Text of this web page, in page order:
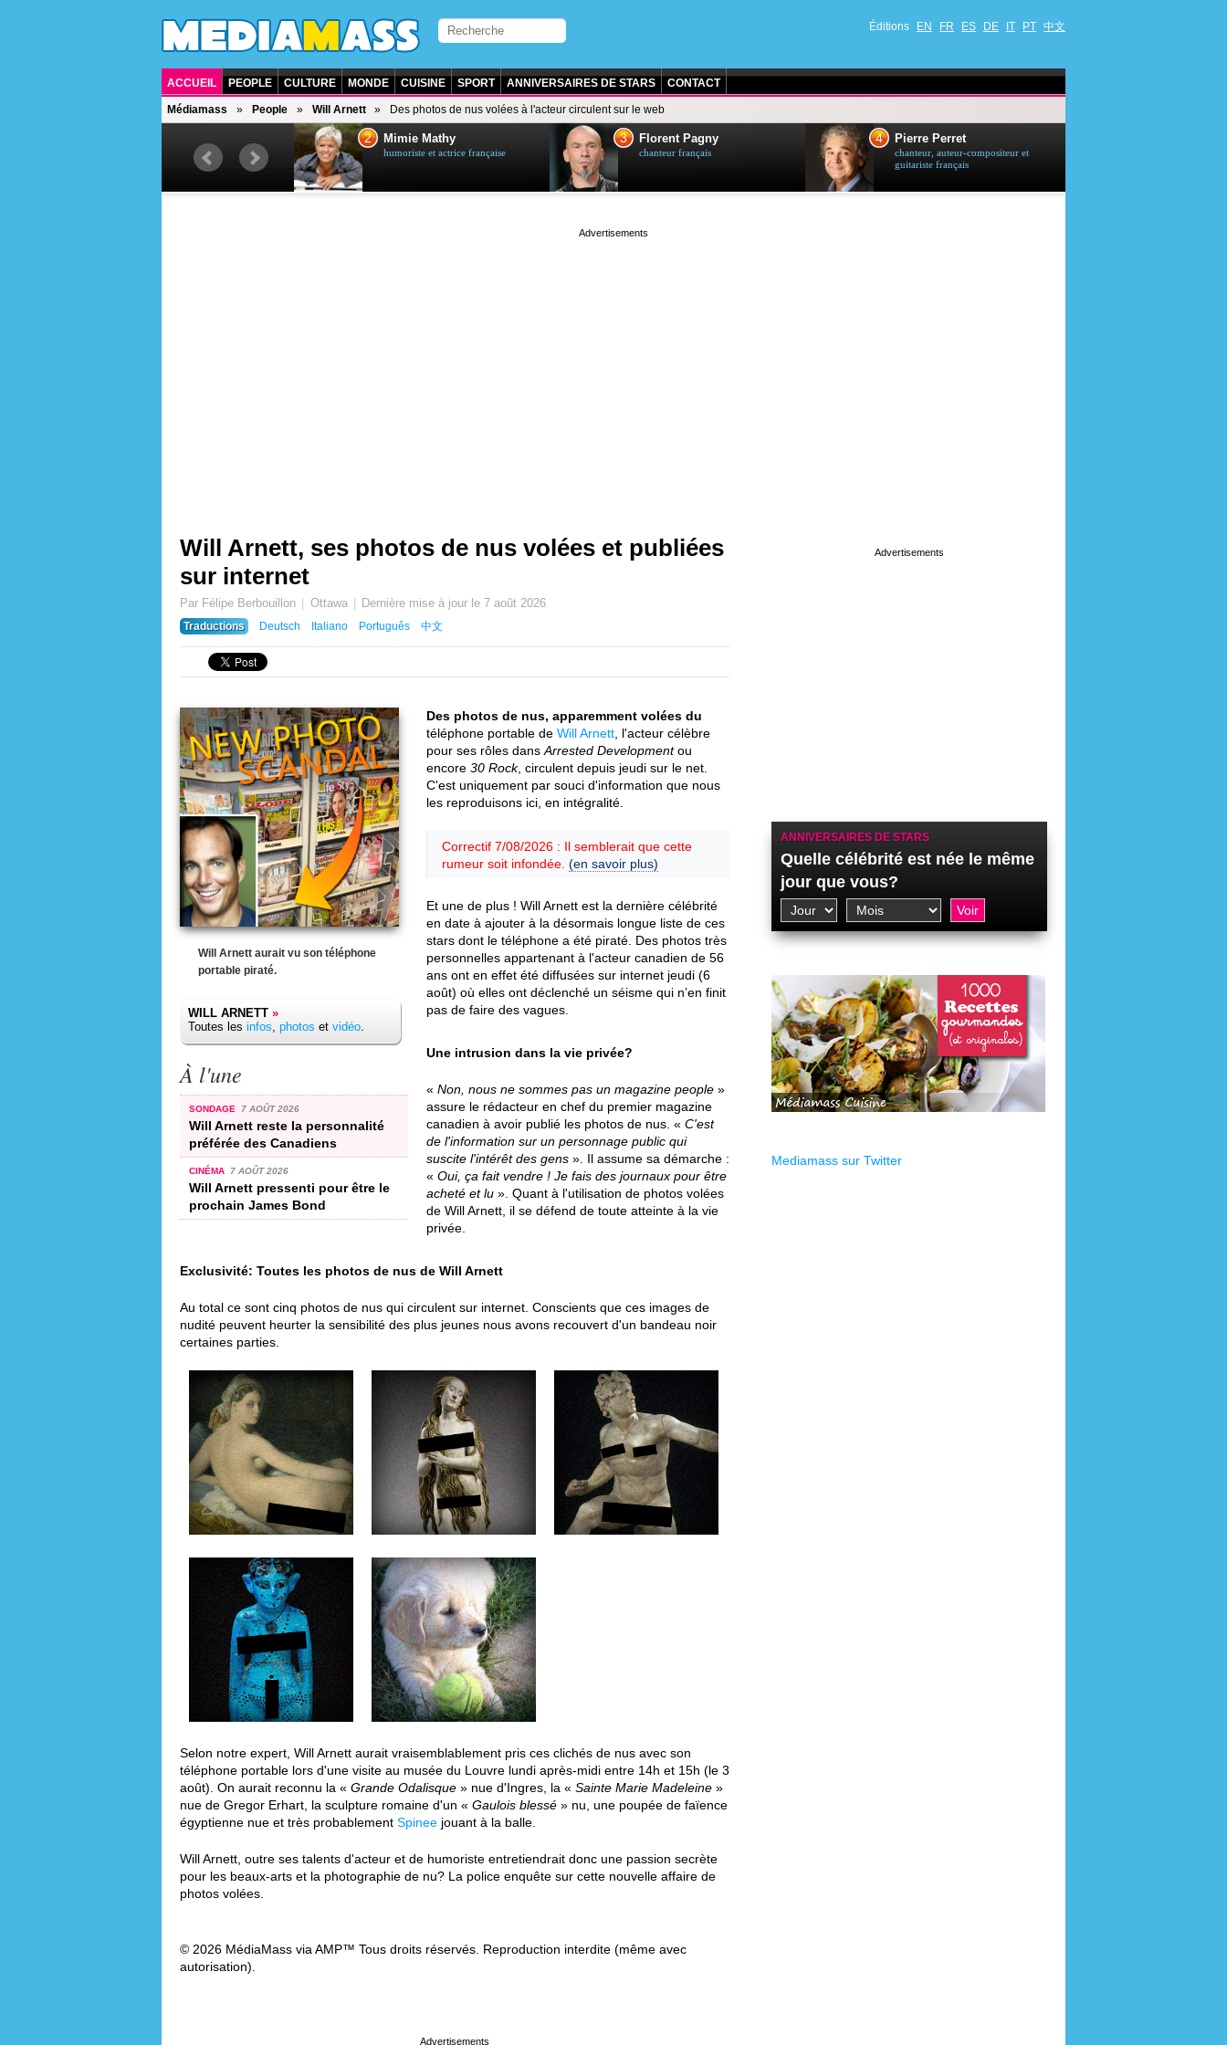
Éditions EN FR ES DE IT PT 中文
ACCUEIL PEOPLE CULTURE MONDE CUISINE SPORT ANNIVERSAIRES DE STARS CONTACT
Médiamass People Will Arnett Des photos de nus volées à l'acteur circulent sur le web
chanteuse québécoise
2 Mimie Mathy
humoriste et actrice française
3 Florent Pagny
chanteur français
4 Pierre Perret
chanteur, auteur-compositeur et
guitariste français
Will Arnett, ses photos de nus volées et publiées
sur internet
Par Félipe Berbouillon Ottawa Dernière mise à jour le 7 août 2026
Traductions
Deutsch Italiano Português 中文
Will Arnett aurait vu son téléphone
portable piraté.
WILL ARNETT »
Toutes les infos, photos et vidéo.
À l'une
SONDAGE 7 AOÛT 2026
Will Arnett reste la personnalité
préférée des Canadiens
CINÉMA 7 AOÛT 2026
Will Arnett pressenti pour être le
prochain James Bond
Des photos de nus, apparemment volées du
téléphone portable de Will Arnett , l'acteur célèbre
pour ses rôles dans Arrested Developmentou
encore 30 Rock, circulent depuis jeudi sur le net.
C'est uniquement par souci d'information que nous
les reproduisons ici, en intégralité.
Correctif 7/08/2026 : Il semblerait que cette
rumeur soit infondée. (en savoir plus)
Et une de plus ! Will Arnett est la dernière célébrité
en date à ajouter à la désormais longue liste de ces
stars dont le téléphone a été piraté. Des photos très
personnelles appartenant à l'acteur canadien de 56
ans ont en effet été diffusées sur internet jeudi (6
août) où elles ont déclenché un séisme qui n’en finit
pas de faire des vagues.
Une intrusion dans la vie privée?
« Non, nous ne sommes pas un magazine people »
assure le rédacteur en chef du premier magazine
canadien à avoir publié les photos de nus. « C'est
de l'information sur un personnage public qui
suscite l'intérêt des gens ». Il assume sa démarche :
« Oui, ça fait vendre ! Je fais des journaux pour être
acheté et lu ». Quant à l'utilisation de photos volées
de Will Arnett, il se défend de toute atteinte à la vie
privée.
Exclusivité: Toutes les photos de nus de Will Arnett
Au total ce sont cinq photos de nus qui circulent sur internet. Conscients que ces images de
nudité peuvent heurter la sensibilité des plus jeunes nous avons recouvert d'un bandeau noir
certaines parties.
Selon notre expert, Will Arnett aurait vraisemblablement pris ces clichés de nus avec son
téléphone portable lors d'une visite au musée du Louvre lundi après-midi entre 14h et 15h (le 3
août). On aurait reconnu la « Grande Odalisque » nue d'Ingres, la « Sainte Marie Madeleine »
nue de Gregor Erhart, la sculpture romaine d'un « Gaulois blessé » nu, une poupée de faïence
égyptienne nue et très probablement Spinee jouant à la balle.
Will Arnett, outre ses talents d'acteur et de humoriste entretiendrait donc une passion secrète
pour les beaux-arts et la photographie de nu? La police enquête sur cette nouvelle affaire de
photos volées.
© 2026 MédiaMass via AMP™ Tous droits réservés. Reproduction interdite (même avec
autorisation).
ANNIVERSAIRES DE STARS
Quelle célébrité est née le même
jour que vous?
Mediamass sur Twitter